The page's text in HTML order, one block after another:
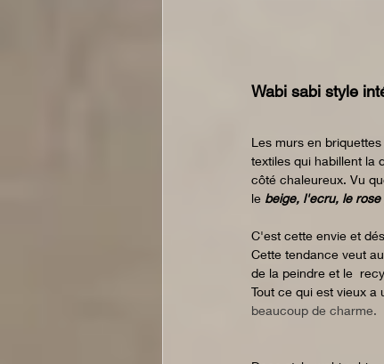
Wabi sabi style
Les murs en briquettes
textiles qui habillent la
côté chaleureux. Vu
le beige, l'ecru, le
C'est cette envie et
Cette tendance veut
de la peindre et le
Tout ce qui est vieux a
beaucoup de charme.